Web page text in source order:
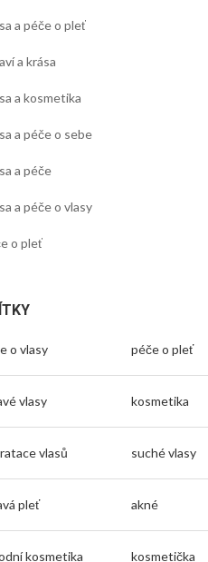
a péče o pleť
a krása
a kosmetika
a péče o sebe
a péče
a péče o vlasy
o pleť
o vlasy péče o pleť
vlasy kosmetika
vlasů suché vlasy
pleť akné
kosmetika kosmetička